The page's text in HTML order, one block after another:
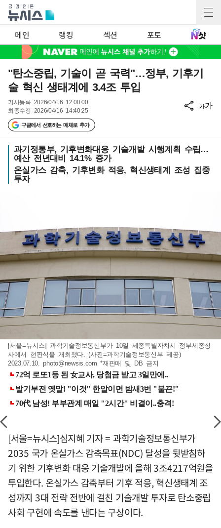
메인 랭킹 섹션 포토
"탄소중립, 기술이 곧 국력"…정부, 기후기
술 혁신 생태계에 3.4조 투입
기사등록 2026/04/16 12:00:00
최종수정 2026/04/16 14:40:25
구글에서 선호하는 매체로 추가
가가
과기정통부, 기후변화대응 기술개발 시행계획 수립…
예산 전년대비 14.1% 증가
온실가스 감축, 기후변화 적응, 혁신생태계 조성 집중
투자
[서울=뉴시스] 과학기술정보통신부가 10일 세종특별자치시 정부세종청
사에서 현판식을 개최했다. (사진=과학기술정보통신부 제공)
2023.07.10.photo@newsis.com *재판매 및 DB 금지
[서울=뉴시스]심지혜 기자 = 과학기술정보통신부가
2035 국가 온실가스 감축목표(NDC) 달성을 뒷받침하
기 위한 기후변화 대응 기술개발에 올해 3조4217억원을
투입한다. 온실가스 감축부터 기후 적응, 혁신생태계 조
성까지 3대 전략 전반에 걸친 기술개발 투자로 탄소중립
사회 구현에 속도를 낸다는 구상이다.